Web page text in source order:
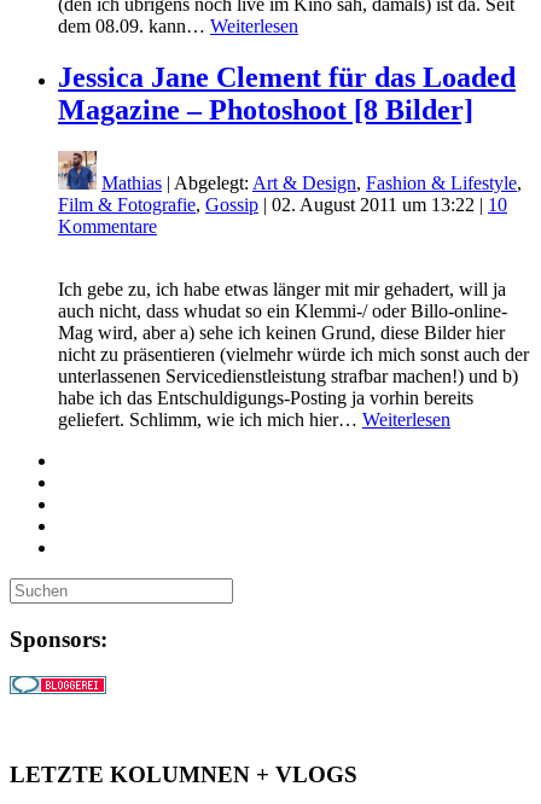
(den ich übrigens noch live im Kino sah, damals) ist da. Seit
dem 08.09. kann… Weiterlesen
Jessica Jane Clement für das Loaded
Magazine – Photoshoot [8 Bilder]
Mathias | Abgelegt: Art & Design, Fashion & Lifestyle,
Film & Fotografie, Gossip | 02. August 2011 um 13:22 | 10
Kommentare
Ich gebe zu, ich habe etwas länger mit mir gehadert, will ja
auch nicht, dass whudat so ein Klemmi-/ oder Billo-online-
Mag wird, aber a) sehe ich keinen Grund, diese Bilder hier
nicht zu präsentieren (vielmehr würde ich mich sonst auch der
unterlassenen Servicedienstleistung strafbar machen!) und b)
habe ich das Entschuldigungs-Posting ja vorhin bereits
geliefert. Schlimm, wie ich mich hier… Weiterlesen
Sponsors:
LETZTE KOLUMNEN + VLOGS